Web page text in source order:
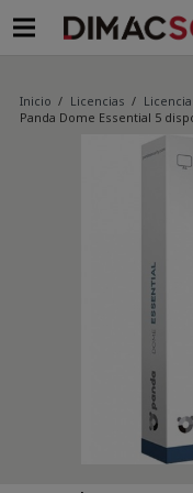
Inicio / Licencias /
Panda Dome Essential 5